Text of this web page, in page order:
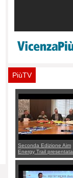
PiùTV
Seconda Edizione Aim
Energy Trail presentata
da Otello Dalla Rosa